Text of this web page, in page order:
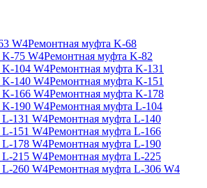
W4Ремонтная муфта K-68
K-75 W4Ремонтная муфта K-82
K-104 W4Ремонтная муфта K-131
K-140 W4Ремонтная муфта K-151
K-166 W4Ремонтная муфта K-178
K-190 W4Ремонтная муфта L-104
L-131 W4Ремонтная муфта L-140
L-151 W4Ремонтная муфта L-166
L-178 W4Ремонтная муфта L-190
L-215 W4Ремонтная муфта L-225
L-260 W4Ремонтная муфта L-306 W4